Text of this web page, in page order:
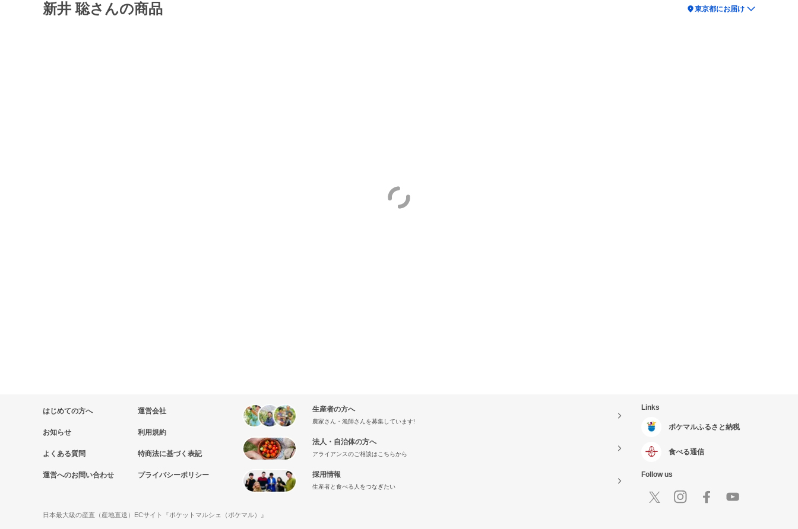
新井 聡さんの商品 location_on東京都にお届け
はじめての方へ
お知らせ
よくある質問
運営へのお問い合わせ
運営会社
利用規約
特商法に基づく表記
プライバシーポリシー
生産者の方へ
農家さん・漁師さんを募集しています!
法人・自治体の方へ
アライアンスのご相談はこちらから
採用情報
生産者と食べる人をつなぎたい
Links
ポケマルふるさと納税
食べる通信
Follow us
日本最大級の産直（産地直送）ECサイト『ポケットマルシェ（ポケマル）』